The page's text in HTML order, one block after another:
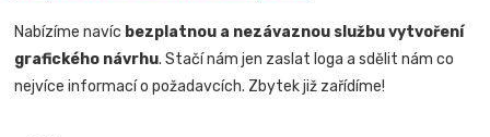
Nabízíme navíc bezplatnou a nezávaznou službu vytvoření
grafického návrhu. Stačí nám jen zaslat loga a sdělit nám co
nejvíce informací o požadavcích. Zbytek již zařídíme!